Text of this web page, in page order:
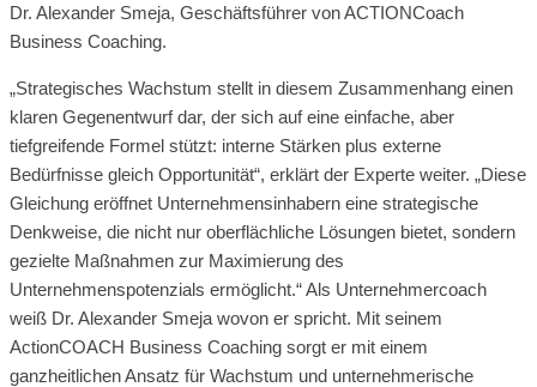
Dr. Alexander Smeja, Geschäftsführer von ACTIONCoach
Business Coaching.
„Strategisches Wachstum stellt in diesem Zusammenhang einen
klaren Gegenentwurf dar, der sich auf eine einfache, aber
tiefgreifende Formel stützt: interne Stärken plus externe
Bedürfnisse gleich Opportunität“, erklärt der Experte weiter. „Diese
Gleichung eröffnet Unternehmensinhabern eine strategische
Denkweise, die nicht nur oberflächliche Lösungen bietet, sondern
gezielte Maßnahmen zur Maximierung des
Unternehmenspotenzials ermöglicht.“ Als Unternehmercoach
weiß Dr. Alexander Smeja wovon er spricht. Mit seinem
ActionCOACH Business Coaching sorgt er mit einem
ganzheitlichen Ansatz für Wachstum und unternehmerische